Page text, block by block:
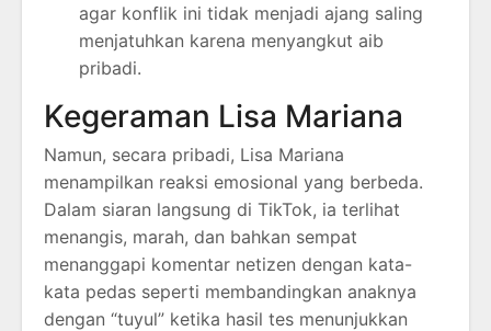
agar konflik ini tidak menjadi ajang saling
menjatuhkan karena menyangkut aib
pribadi.
Kegeraman Lisa Mariana
Namun, secara pribadi, Lisa Mariana
menampilkan reaksi emosional yang berbeda.
Dalam siaran langsung di TikTok, ia terlihat
menangis, marah, dan bahkan sempat
menanggapi komentar netizen dengan kata-
kata pedas seperti membandingkan anaknya
dengan “tuyul” ketika hasil tes menunjukkan